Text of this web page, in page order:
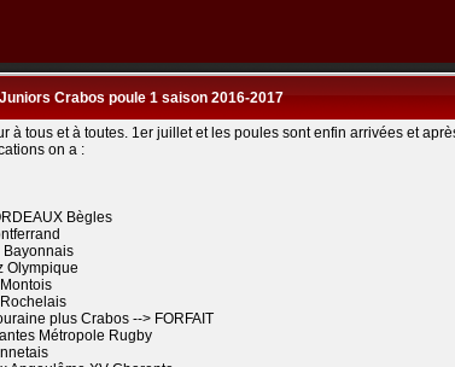
Crabos poule 1 saison 2016-2017
à tous et à toutes. 1er juillet et les poules sont enfin arrivées et
on a :
Bègles
Bayonnais
Olympique
plus Crabos --> FORFAIT
Métropole Rugby